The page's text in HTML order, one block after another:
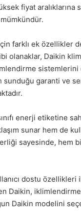
fiyat aralıklarına
farklı ek özellikler
Daikin
garanti ve
enerji etiketine
sunar hem de
sayesinde, hem
dostu özellikleri
Daikin,
Daikin modelini